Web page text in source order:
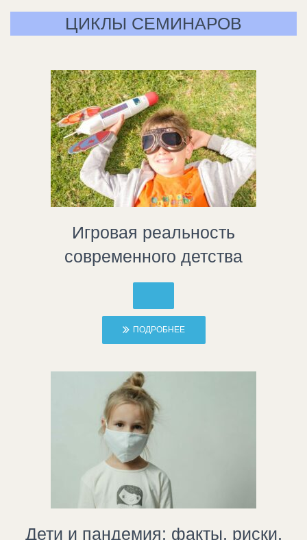
ЦИКЛЫ СЕМИНАРОВ
Игровая реальность
современного детства
ПОДРОБНЕЕ
Дети и пандемия: факты, риски,